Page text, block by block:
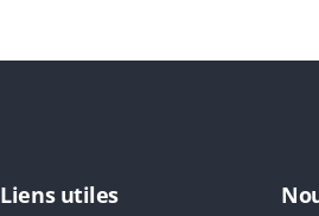
Liens utiles